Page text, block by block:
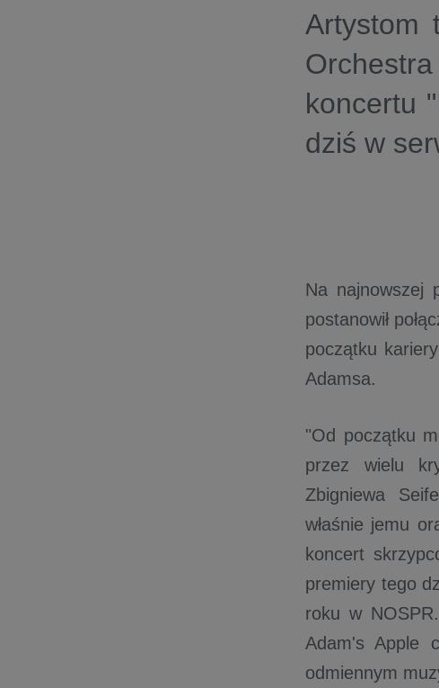
Artystom
koncertu
dziś w
Na najnowszej
postanowił
początku kariery
Adamsa.
"Od początku
przez wielu
Zbigniewa
właśnie jemu
koncert
premiery tego
roku w
Adam's Apple
odmiennym